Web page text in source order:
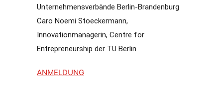
Unternehmensverbände Berlin-Brandenburg
Caro Noemi Stoeckermann,
Innovationmanagerin, Centre for
Entrepreneurship der TU Berlin
ANMELDUNG